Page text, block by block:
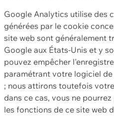
Google Analytics utilise des
générées par le cookie
site web sont généralement
Google aux États-Unis et y
pouvez empêcher
paramétrant votre logiciel
; nous attirons toutefois
dans ce cas, vous ne
les fonctions de ce site web